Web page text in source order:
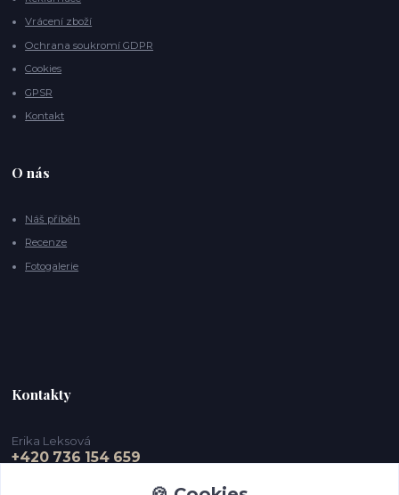
Vrácení zboží
Ochrana soukromí GDPR
Cookies
GPSR
Kontakt
O nás
Náš příběh
Recenze
Fotogalerie
Kontakty
Erika Leksová
+420 736 154 659